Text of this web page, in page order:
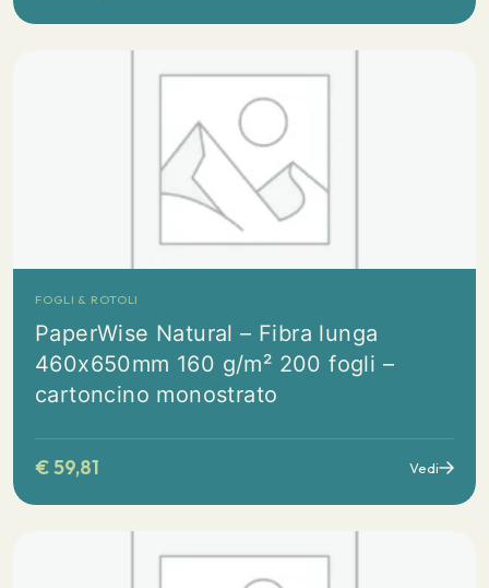
FOGLI & ROTOLI
PaperWise Natural – Fibra lunga
460x650mm 160 g/m² 200 fogli –
cartoncino monostrato
€59,81 Vedi